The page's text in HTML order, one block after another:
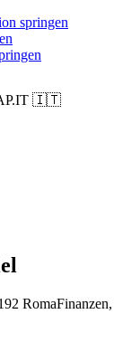
springen
🇮🇹
Roma